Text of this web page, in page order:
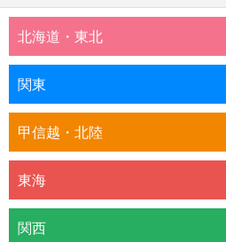
北海道・東北
関東
甲信越・北陸
東海
関西